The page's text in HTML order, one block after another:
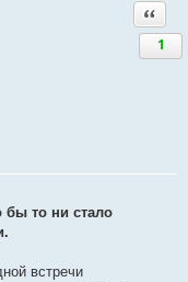
1
бы то ни стало
встречи